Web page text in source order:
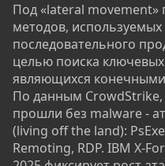
Под «lateral movement»
методов, используемых
последовательного
целью поиска
являющихся
По данным CrowdStrike,
прошли без malware -
(living off the land):
Remoting, RDP. IBM X-